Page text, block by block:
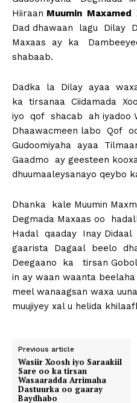
Hiiraan Muumin Maxamed
Dad dhawaan lagu Dilay
Maxaas ay ka
shabaab.
Dadka la Dilay ayaa
ka tirsanaa Ciidamada
iyo qof shacab ah iyadoo
Dhaawacmeen labo Qof
Gudoomiyaha ayaa
Gaadmo ay geesteen
dhuumaaleysanayo qeybo
Dhanka kale Muumin
Degmada Maxaas oo
Hadal qaaday Inay
gaarista Dagaal beelo
Deegaano ka tirsan
in ay waan waanta
meel wanaagsan waxa
muujiyey xal u helida
Previous article
Wasiir Xoosh iyo Saraakiil
Sare oo ka tirsan
Wasaaradda Arrimaha
Dastuurka oo gaaray
Baydhabo